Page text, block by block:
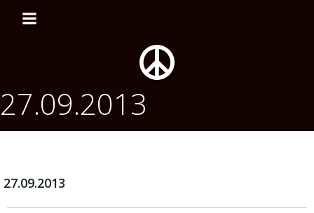
содержимому
27.09.2013
27.09.2013